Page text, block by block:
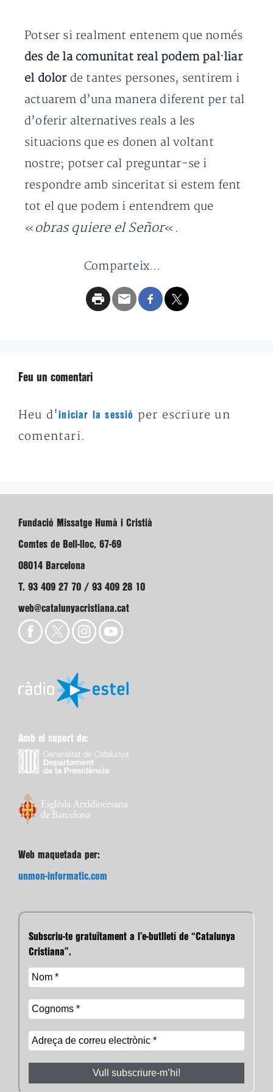
Potser si realment entenem que només
des de la comunitat real podem pal·liar
el dolor de tantes persones, sentirem i
actuarem d’una manera diferent per tal
d’oferir alternatives reals a les
situacions que es donen al voltant
nostre; potser cal preguntar-se i
respondre amb sinceritat si estem fent
tot el que podem i entendrem que
«obras quiere el Señor«.
Comparteix...
Feu un comentari
Heu d'iniciar la sessió
per escriure un
comentari.
Fundació Missatge Humà i Cristià
Comtes de Bell-lloc, 67-69
08014 Barcelona
T. 93 409 27 70 / 93 409 28 10
web@catalunyacristiana.cat
Amb el suport de:
Web maquetada per:
unmon-informatic.com
Subscriu-te gratuïtament a l’e-butlletí de “Catalunya
Cristiana”.